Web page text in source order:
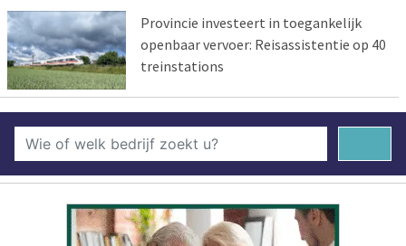
Provincie investeert in toegankelijk
openbaar vervoer: Reisassistentie op 40
treinstations